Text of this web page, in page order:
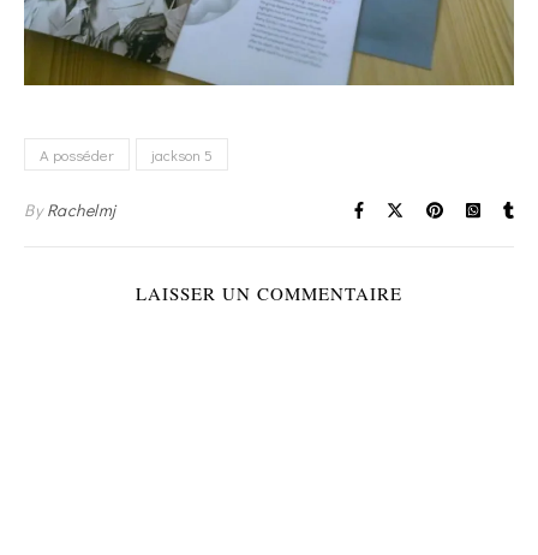
A posséder jackson 5
ByRachelmj
LAISSER UN COMMENTAIRE